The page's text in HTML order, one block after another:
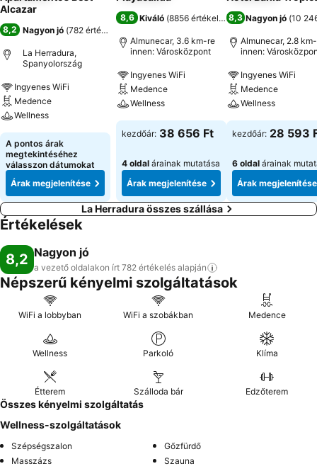
Alcazar
8,2 Nagyon jó (782 értékelés
La Herradura,
Spanyolország
Ingyenes WiFi
Medence
Wellness
A pontos árak
megtekintéséhez
válasszon dátumokat
Árak megjelenítése
8,6 Kiváló (8856 értékelés)
Almunecar, 3.6 km-re
innen: Városközpont
Ingyenes WiFi
Medence
Wellness
kezdőár: 38 656 Ft
4 oldal árainak mutatása
Árak megjelenítése
8,3 Nagyon jó (10
Almunecar, 2.8
innen:
Ingyenes WiFi
Medence
Wellness
kezdőár: 28 593
6 oldal árainak
Árak megjelenítése
La Herradura összes szállása
Értékelések
8,2 Nagyon jó
a vezető oldalakon írt 782 értékelés alapján
Népszerű kényelmi szolgáltatások
WiFi a lobbyban WiFi a szobákban Medence
Wellness Parkoló Klíma
Étterem Szálloda bár Edzőterem
Összes kényelmi szolgáltatás
Wellness-szolgáltatások
Szépségszalon
Gőzfürdő
Masszázs
Szauna